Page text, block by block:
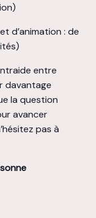
d’animation : de
entre
davantage
la question
avancer
pas à